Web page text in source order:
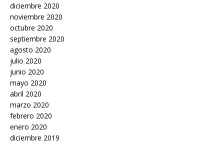
diciembre 2020
noviembre 2020
octubre 2020
septiembre 2020
agosto 2020
julio 2020
junio 2020
mayo 2020
abril 2020
marzo 2020
febrero 2020
enero 2020
diciembre 2019